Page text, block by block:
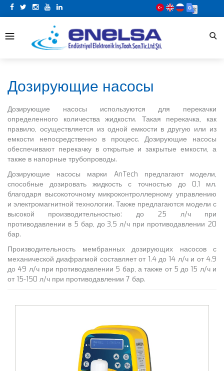
Дозирующие насосы
Дозирующие насосы используются для перекачки
определенного количества жидкости. Такая перекачка, как
правило, осуществляется из одной емкости в другую или из
емкости непосредственно в процесс. Дозирующие насосы
обеспечивают перекачку в открытые и закрытые емкости, а
также в напорные трубопроводы.
Дозирующие насосы марки AnTech предлагают модели,
способные дозировать жидкость с точностью до 0,1 мл.
благодаря высокоточному микроконтроллерному управлению
и электромагнитной технологии. Также предлагаются модели с
высокой производительностью: до 25 л/ч при
противодавлении в 5 бар, до 3,5 л/ч при противодавлении 20
бар.
Производительность мембранных дозирующих насосов с
механической диафрагмой составляет от 1.4 до 14 л/ч и от 4.9
до 49 л/ч при противодавлении 5 бар, а также от 5 до 15 л/ч и
от 15-150 л/ч при противодавлении 7 бар.